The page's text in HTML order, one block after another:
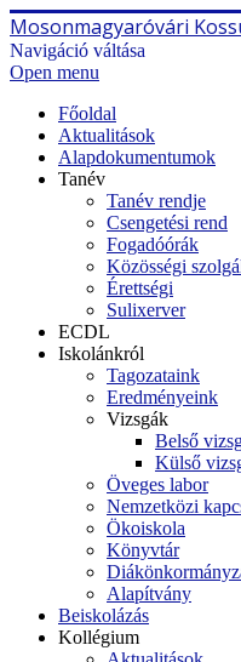
Mosonmagyaróvári
Navigáció váltása
Open menu
Főoldal
Aktualitások
Alapdokumentumok
Tanév
Tanév rendje
Csengetési rend
Fogadóórák
Közösségi
Érettségi
Sulixerver
ECDL
Iskolánkról
Tagozataink
Eredményeink
Vizsgák
Belső
Külső
Öveges labor
Nemzetközi
Ökoiskola
Könyvtár
Alapítvány
Beiskolázás
Kollégium